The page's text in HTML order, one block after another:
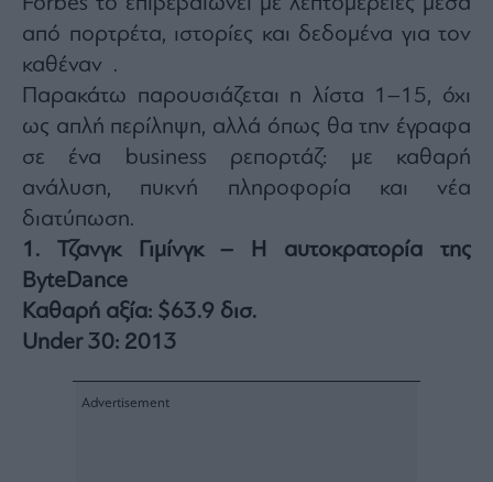
to
our
Terms
and
Privacy
You
can
opt
out
any
This
site
is
protected
by
reCAPTCHA
the
Google
Privacy
Policy
and
Terms
από πορτρέτα, ιστορίες και δεδομένα για τον
καθέναν .
Παρακάτω παρουσιάζεται η λίστα 1–15, όχι
ως απλή περίληψη, αλλά όπως θα την έγραφα
σε ένα business ρεπορτάζ: με καθαρή
ανάλυση, πυκνή πληροφορία και νέα
διατύπωση.
1. Τζανγκ Γιμίνγκ – Η αυτοκρατορία της
ByteDance
Καθαρή αξία: $63.9 δισ.
Under 30: 2013